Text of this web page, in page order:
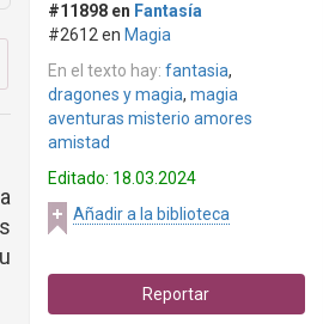
#11898 en Fantasía
#2612 en Magia
En el texto hay: fantasia,
dragones y magia, magia
aventuras misterio amores
amistad
Editado: 18.03.2024
Añadir a la biblioteca
Reportar